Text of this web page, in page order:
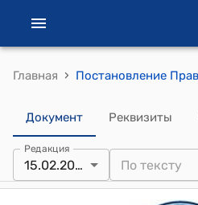
Главная ›
Документ Реквизиты
Редакция
15.02.2023